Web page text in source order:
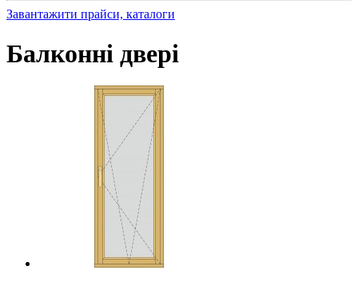
Завантажити прайси, каталоги
Балконні двері